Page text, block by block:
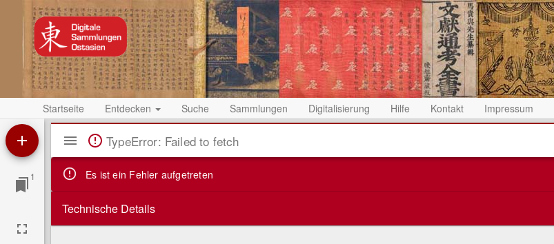
Startseite Entdecken Suche Sammlungen Digitalisierung Hilfe Kontakt Impressum
1
Mirador
ViewerTypeError: Failed to fetch
Es ist ein Fehler aufgetreten
Technische Details